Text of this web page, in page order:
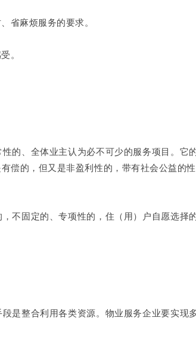
省麻烦服务的要求。
。
、全体业主认为必不可少的服务项目。它
偿的，但又是非盈利性的，带有社会公益的性
固定的、专项性的，住（用）户自愿选择
是整合利用各类资源。物业服务企业要实现